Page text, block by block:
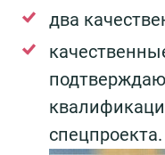
два
спецпроекта.